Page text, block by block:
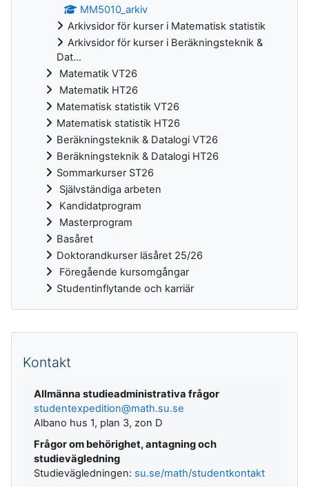
MM5010_arkiv
Arkivsidor för kurser i Matematisk statistik
Arkivsidor för kurser i Beräkningsteknik &
Dat...
Matematik VT26
Matematik HT26
Matematisk statistik VT26
Matematisk statistik HT26
Beräkningsteknik & Datalogi VT26
Beräkningsteknik & Datalogi HT26
Sommarkurser ST26
Självständiga arbeten
Kandidatprogram
Masterprogram
Basåret
Doktorandkurser läsåret 25/26
Föregående kursomgångar
Studentinflytande och karriär
Kompletterande block
Kontakt
Allmänna studieadministrativa frågor
studentexpedition@math.su.se
Albano hus 1, plan 3, zon D
Frågor om behörighet, antagning och
studievägledning
Studievägledningen: su.se/math/studentkontakt